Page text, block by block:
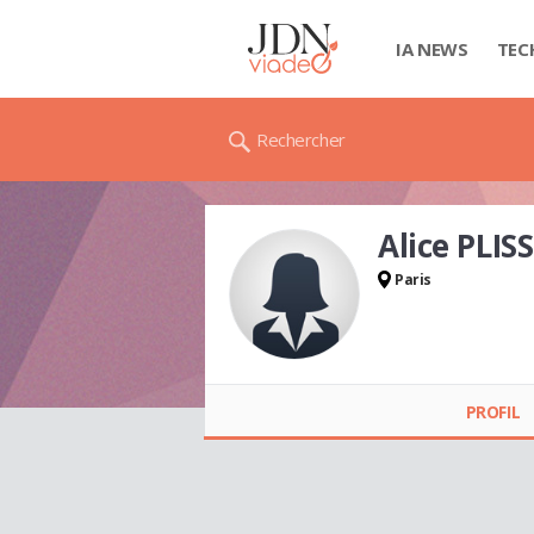
IA NEWS
Rechercher
Alice
Paris
PROFIL